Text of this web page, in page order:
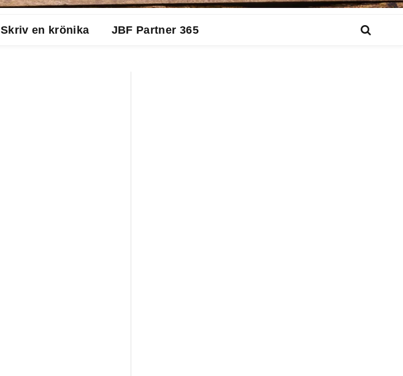
Skriv en krönika JBF Partner 365